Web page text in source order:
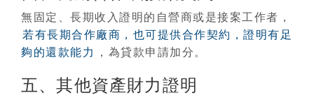
無固定、長期收入證明的自營商或是接案工作者，
若有長期合作廠商，也可提供合作契約，證明有足
夠的還款能力 ，為貸款申請加分。
五、其他資產財力證明